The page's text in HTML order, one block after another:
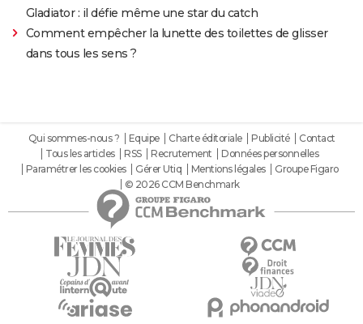
Gladiator : il défie même une star du catch
Comment empêcher la lunette des toilettes de glisser
dans tous les sens ?
Qui sommes-nous ? Equipe Charte éditoriale Publicité
Contact
Tous les articles
RSS Recrutement
Données personnelles
Paramétrer les cookies
Gérer Utiq Mentions légales
Groupe Figaro
© 2026 CCM Benchmark